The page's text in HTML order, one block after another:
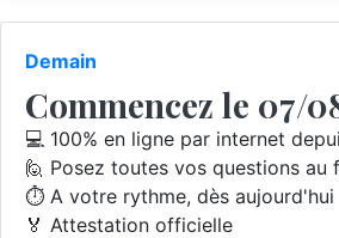
Demain
Commencez le 07/
💻 100% en ligne par internet
🙋 Posez toutes vos questions au
⏱️ A votre rythme, dès aujourd'hui
🏅 Attestation officielle